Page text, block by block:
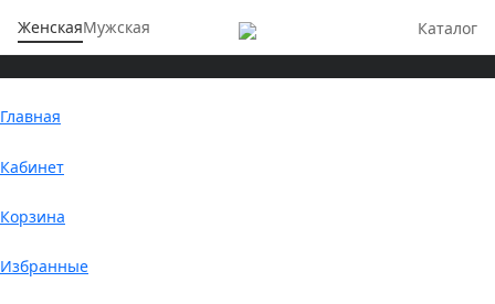
ЖенскаяМужская Каталог
Главная
Кабинет
Корзина
Избранные